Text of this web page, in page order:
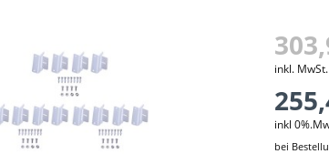
inkl. MwSt.
inkl
bei